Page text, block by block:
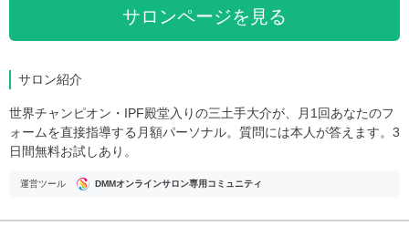
サロンページを見る
サロン紹介
世界チャンピオン・IPF殿堂入りの三土手大介が、月1回あなたのフ
ォームを直接指導する月額パーソナル。質問には本人が答えます。3
日間無料お試しあり。
運営ツール DMMオンラインサロン専用コミュニティ